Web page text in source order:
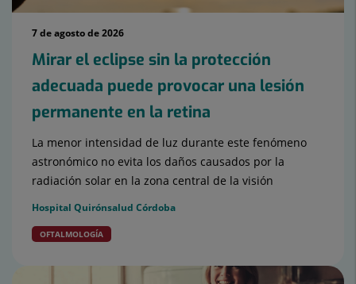
7 de agosto de 2026
Mirar el eclipse sin la protección
adecuada puede provocar una lesión
permanente en la retina
La menor intensidad de luz durante este fenómeno
astronómico no evita los daños causados por la
radiación solar en la zona central de la visión
Hospital Quirónsalud Córdoba
OFTALMOLOGÍA